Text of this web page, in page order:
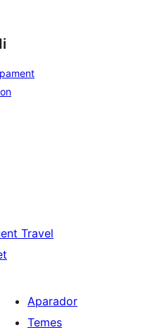
Travel
Aparador
Temes